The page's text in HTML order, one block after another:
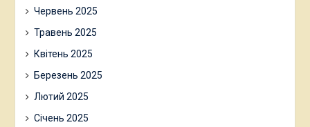
Червень 2025
Травень 2025
Квітень 2025
Березень 2025
Лютий 2025
Січень 2025